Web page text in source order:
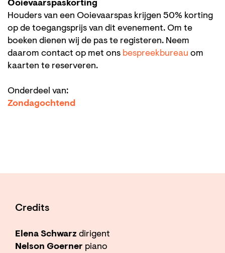
Ooievaarspaskorting
Houders van een Ooievaarspas krijgen 50% korting
op de toegangsprijs van dit evenement. Om te
boeken dienen wij de pas te registeren. Neem
daarom contact op met ons bespreekbureau om
kaarten te reserveren.
Onderdeel van:
Zondagochtend
Credits
Elena Schwarz dirigent
Nelson Goerner piano